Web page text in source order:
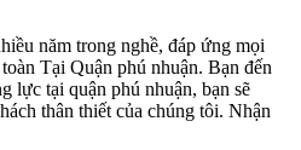
năm trong nghề, đáp ứng mọi
Tại Quận phú nhuận. Bạn đến
lực tại quận phú nhuận, bạn sẽ
thân thiết của chúng tôi. Nhận